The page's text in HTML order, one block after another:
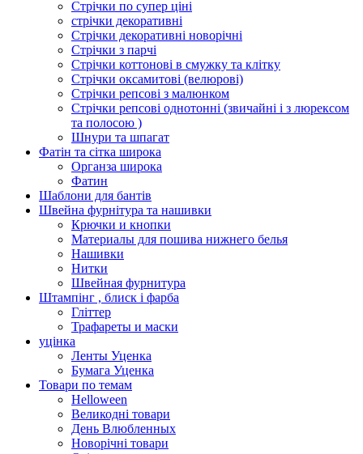
Стрічки по супер ціні
стрічки декоративні
Стрічки декоративні новорічні
Стрічки з парчі
Стрічки коттонові в смужку та клітку
Стрічки оксамитові (велюрові)
Стрічки репсові з малюнком
Стрічки репсові однотонні (звичайні і з люрексом
та полосою )
Шнури та шпагат
Фатін та сітка широка
Органза широка
Фатин
Шаблони для бантів
Швейна фурнітура та нашивки
Крючки и кнопки
Материалы для пошива нижнего белья
Нашивки
Нитки
Швейная фурнитура
Штампінг , блиск і фарба
Гліттер
Трафареты и маски
уцінка
Ленты Уценка
Бумага Уценка
Товари по темам
Helloween
Великодні товари
День Влюбленных
Новорічні товари